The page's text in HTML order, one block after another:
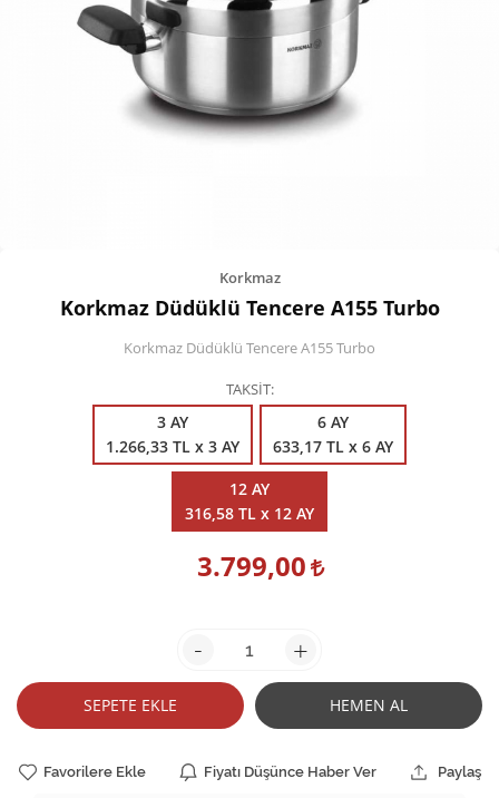
Ev Tekstili
Korkmaz
Korkmaz Düdüklü Tencere A155 Turbo
Korkmaz Düdüklü Tencere A155 Turbo
TAKSİT
3 AY
1.266,33 TL x 3 AY
6 AY
633,17 TL x 6 AY
12 AY
316,58 TL x 12 AY
3.799,00
- +
SEPETE EKLE HEMEN AL
Favorilere Ekle Fiyatı Düşünce Haber Ver Paylaş